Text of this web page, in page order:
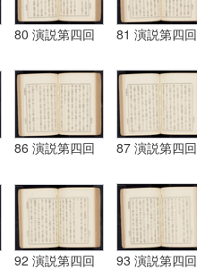
80 演説第四回 81 演説第四回
86 演説第四回 87 演説第四回
92 演説第四回 93 演説第四回